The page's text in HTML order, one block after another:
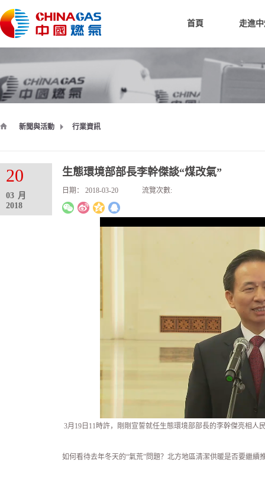
首頁 走進
新聞與活動 行業資訊
2018
03 月
20 生態環境部部長李幹傑談“煤改氣”
日期： 2018-03-20 流覽次數:
3月19日11時許，剛剛宣誓就任生態環境部部長的李幹傑亮相人
如何看待去年冬天的“氣荒”問題？北方地區清潔供暖是否要繼續